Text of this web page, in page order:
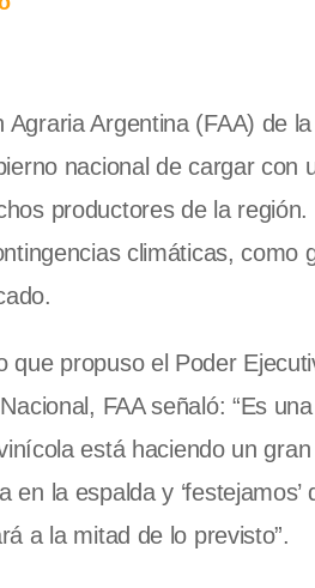
Agraria Argentina (FAA) de
nacional de cargar
productores de la
climáticas, como
que propuso el Poder
FAA señaló: “Es
está haciendo un
en la espalda y
a la mitad de lo previsto”.